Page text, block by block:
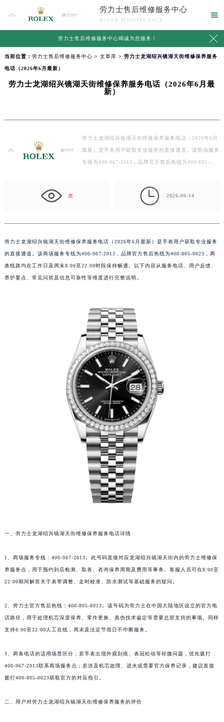
劳力士售后维修服务中心
ROLEX MAINTENANCE

劳力士售后维修服务中心竭诚为您服务！ 
当前位置： 劳力士售后维修服务中心 > 文章库 > 劳力士龙湖绍兴镜湖天街维修保养服务
电话（2026年6月最新）
劳力士龙湖绍兴镜湖天街维修保养服务电话（2026年6月最
新）
劳力士龙湖绍兴镜湖天街维修保养服务电话（2026年6月
最新）是手表用户获取专业服务的直接通道。该商场服务
专线为400-967-2013，品牌官方售后热线为400-805-
次  2026-06-14
劳力士龙湖绍兴镜湖天街维修保养服务电话（2026年6月最新）是手表用户获取专业服务
的直接通道。该商场服务专线为400-967-2013，品牌官方售后热线为400-805-0023，两
条线路均在工作日及周末8:00至22:00时段保持畅通。以下内容从服务电话、用户反馈、
养护要点、常见问答及信息可靠性等维度进行完整说明。
一、劳力士龙湖绍兴镜湖天街维修保养服务电话详情
1、商场服务专线：400-967-2013。此号码直接对应龙湖绍兴镜湖天街内的劳力士维修保
养服务点，用于预约到店检测、取表、咨询保养周期及费用等事务。客服人员可在8:00至
22:00期间解答关于表带调整、走时校准、防水测试等基础服务的疑问。
2、劳力士官方售后热线：400-805-0023。该号码为劳力士在中国大陆地区设立的官方电
话路径，用于处理机芯深度保养、零件更换、真伪技术鉴定等需要总部支持的事项。同样
支持8:00至22:00人工在线，周末及法定节假日不中断服务。
3、两条电话的适用场景区分：若手表出现外观刮痕、表冠松动等轻微问题，优先拨打
400-967-2013联系商场服务点；若涉及机芯故障、进水或需要官方保养记录，建议直接
拨打400-805-0023获取官方的对应指引。
二、用户对劳力士龙湖绍兴镜湖天街维修保养服务的评价